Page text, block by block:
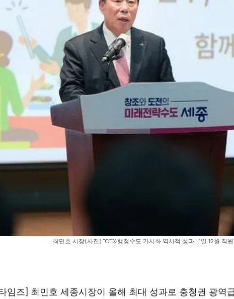
최민호 시장(사진) "CTX·행정수도 가시화 역사적 성과". 1일 12월 직
임즈] 최민호 세종시장이 올해 최대 성과로 충청권 광역